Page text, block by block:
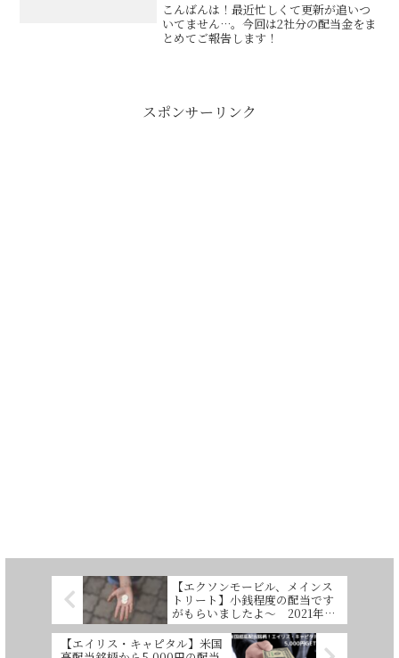
こんばんは！最近忙しくて更新が追いつ
いてません…。今回は2社分の配当金をま
とめてご報告します！
スポンサーリンク
【エクソンモービル、メインス
トリート】小銭程度の配当です
がもらいましたよ～ 2021年3
月分
【エイリス・キャピタル】米国